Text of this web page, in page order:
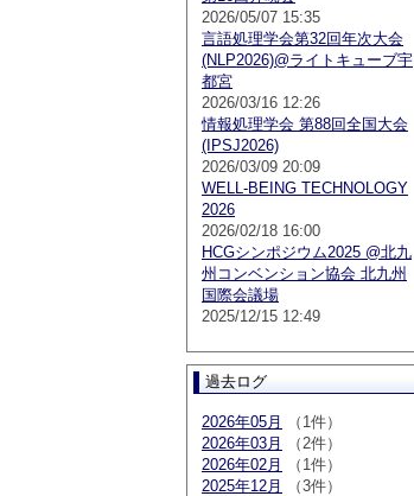
2026/05/07 15:35
言語処理学会第32回年次大会
(NLP2026)@ライトキューブ宇
都宮
2026/03/16 12:26
情報処理学会 第88回全国大会
(IPSJ2026)
2026/03/09 20:09
WELL-BEING TECHNOLOGY
2026
2026/02/18 16:00
HCGシンポジウム2025 @北九
州コンベンション協会 北九州
国際会議場
2025/12/15 12:49
過去ログ
2026年05月
（1件）
2026年03月
（2件）
2026年02月
（1件）
2025年12月
（3件）